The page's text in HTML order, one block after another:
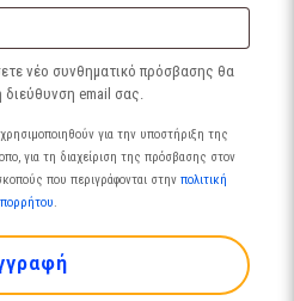
νέο συνθηματικό πρόσβασης θα
διεύθυνση email σας.
για την υποστήριξη της
για τη διαχείριση της πρόσβασης στον
που περιγράφονται στην πολιτική
.